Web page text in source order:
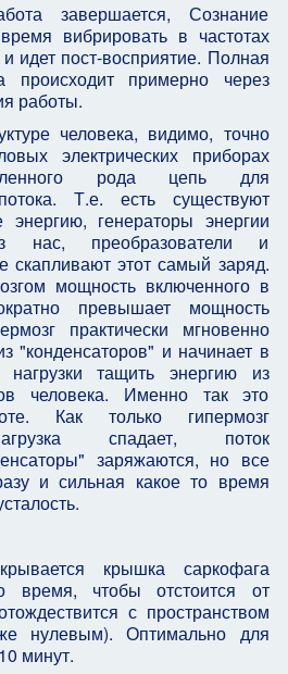
завершается, Сознание
вибрировать в частотах
идет пост-восприятие. Полная
происходит примерно через
работы.
человека, видимо, точно
электрических приборах
рода цепь для
Т.е. есть существуют
генераторы энергии
нас, преобразователи и
скапливают этот самый заряд.
мощность включенного в
превышает мощность
практически мгновенно
"конденсаторов" и начинает в
тащить энергию из
человека. Именно так это
Как только гипермозг
спадает, поток
заряжаются, но все
и сильная какое то время
крышка саркофага
время, чтобы отстоится от
с пространством
нулевым). Оптимально для
минут.